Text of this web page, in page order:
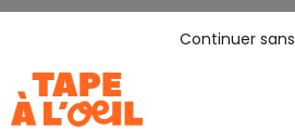
Continuer